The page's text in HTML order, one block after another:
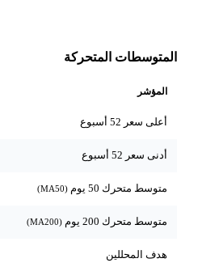
المتوسطات المتحركة
المؤشر
أعلى سعر 52 أسبوع
أدنى سعر 52 أسبوع
متوسط متحرك 50 يوم
متوسط متحرك 200 يوم
هدف المحللين